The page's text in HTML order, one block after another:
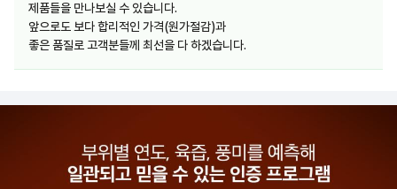
제품들을 만나보실 수 있습니다.
앞으로도 보다 합리적인 가격(원가절감)과
좋은 품질로 고객분들께 최선을 다 하겠습니다.